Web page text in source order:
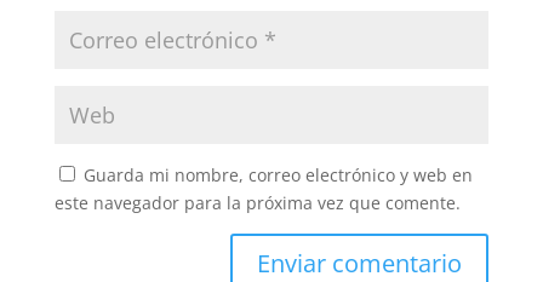
Guarda mi nombre, correo electrónico y web en
este navegador para la próxima vez que comente.